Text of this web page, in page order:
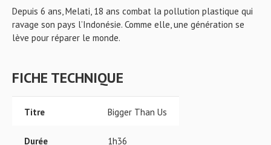
Depuis 6 ans, Melati, 18 ans combat la pollution plastique qui
ravage son pays l’Indonésie. Comme elle, une génération se
lève pour réparer le monde.
FICHE TECHNIQUE
Titre Bigger Than Us
Durée 1h36